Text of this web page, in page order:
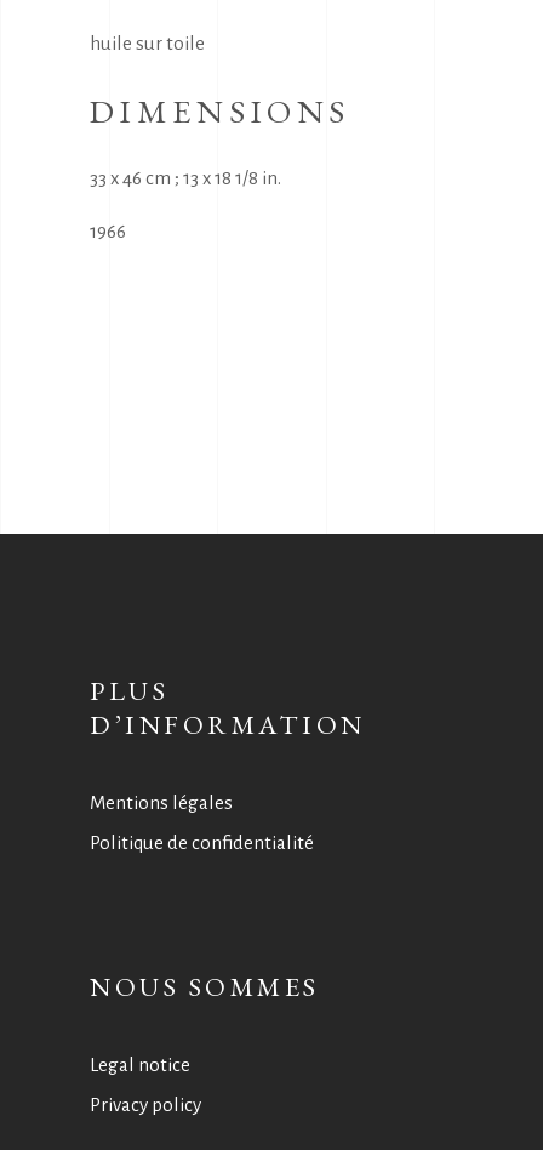
huile sur toile
DIMENSIONS
33 x 46 cm ; 13 x 18 1/8 in.
1966
PLUS
D’INFORMATION
Mentions légales
Politique de confidentialité
NOUS SOMMES
Legal notice
Privacy policy